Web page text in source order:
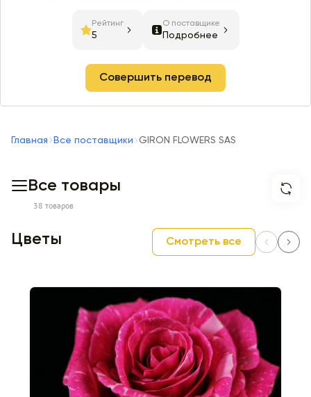
Рейтинг
5
О поставщике
Подробнее
Совершить перевод
Главная Все поставщики GIRON FLOWERS SAS
Все товары
38 товаров
Цветы Смотреть все